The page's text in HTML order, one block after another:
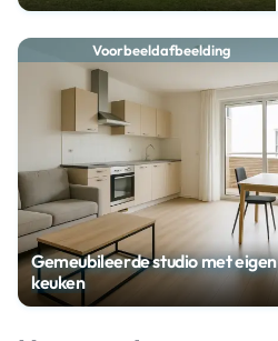
Voorbeeldafbeelding
Gemeubileerde studio met eigen
keuken